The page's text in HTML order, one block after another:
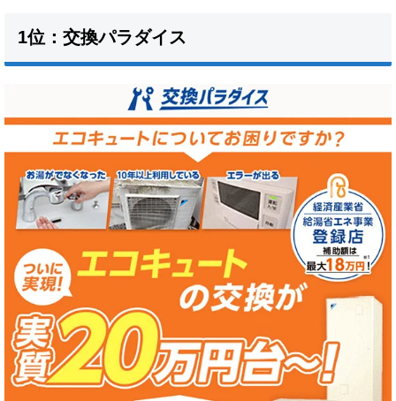
1位：交換パラダイス